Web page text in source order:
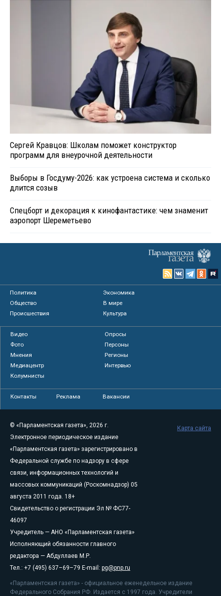
Сергей Кравцов: Школам поможет конструктор
программ для внеурочной деятельности
Выборы в Госдуму-2026: как устроена система и сколько
длится созыв
Спецборт и декорация к кинофантастике: чем знаменит
аэропорт Шереметьево
Политика
Экономика
Общество
В мире
Происшествия
Культура
Видео
Опросы
Фото
Персоны
Мнения
Регионы
Медиацентр
Интервью
Колумнисты
Контакты Реклама Вакансии
© «Парламентская газета», 2026 г.
Электронное периодическое издание
«Парламентская газета» зарегистрировано в
Федеральной службе по надзору в сфере
связи, информационных технологий и
массовых коммуникаций (Роскомнадзор) 05
августа 2011 года. 18+
Свидетельство о регистрации Эл № ФС77-
46097
Учредитель — АНО «Парламентская газета»
Исполняющий обязанности главного
редактора — Абдуллаев М.Р.
Тел.: +7 (495) 637–69–79 E-mail: pg@pnp.ru
«Парламентская газета» - официальное еженедельное издание
Федерального Собрания РФ. Издается с 1997 года. Учредители
Карта сайта